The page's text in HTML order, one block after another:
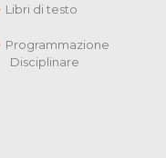
Libri di testo
Programmazione
Disciplinare